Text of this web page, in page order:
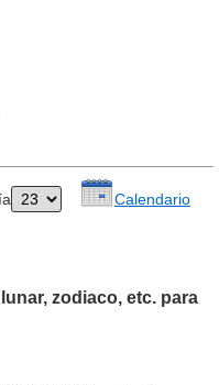
Calendario
zodiaco, etc. para